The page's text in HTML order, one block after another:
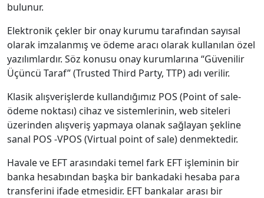
bulunur.
Elektronik çekler bir onay kurumu tarafından sayısal
olarak imzalanmış ve ödeme aracı olarak kullanılan özel
yazılımlardır. Söz konusu onay kurumlarına “Güvenilir
Üçüncü Taraf” (Trusted Third Party, TTP) adı verilir.
Klasik alışverişlerde kullandığımız POS (Point of sale-
ödeme noktası) cihaz ve sistemlerinin, web siteleri
üzerinden alışveriş yapmaya olanak sağlayan şekline
sanal POS -VPOS (Virtual point of sale) denmektedir.
Havale ve EFT arasındaki temel fark EFT işleminin bir
banka hesabından başka bir bankadaki hesaba para
transferini ifade etmesidir. EFT bankalar arası bir